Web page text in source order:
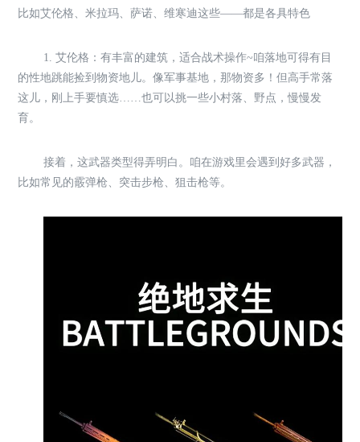
比如艾伦格、米拉玛、萨诺、维寒迪这些——都是各具特色
1. 艾伦格：有丰富的建筑，适合战术操作~咱落地可得有目
的性地跳能捡到物资地儿。像军事基地，那物资多！但高手常落
这儿，刚上手要慎选……也可以挑一些小村落、野点，慢慢发
育。
接着，这武器类型得弄明白。咱在游戏里会遇到好多武器，
比如常见的霰弹枪、突击步枪、狙击枪等。